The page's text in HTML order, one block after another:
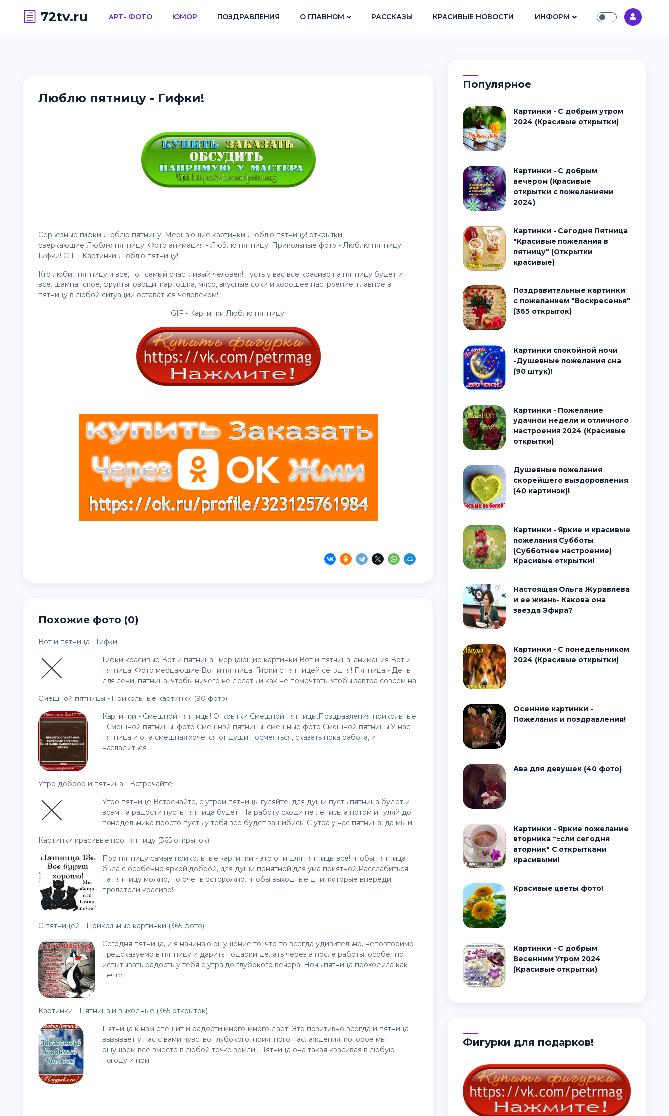
72tv.ru АРТ- ФОТО ЮМОР ПОЗДРАВЛЕНИЯ О ГЛАВНОМ РАССКАЗЫ КРАСИВЫЕ НОВОСТИ ИНФОРМ
Люблю пятницу - Гифки!
Серьезные гифки Люблю пятницу! Мерцающие картинки Люблю пятницу! открытки
сверкающие Люблю пятницу! Фото анимация - Люблю пятницу! Прикольные фото - Люблю пятницу
Гифки! GIF - Картинки Люблю пятницу!
Кто любит пятницу и все, тот самый счастливый человек! пусть у вас все красиво на пятницу будет и
все. шампанское, фрукты. овощи. картошка, мясо, вкусные соки и хорошее настроение. главное в
пятницу в любой ситуации оставаться человеком!
GIF - Картинки Люблю пятницу!
Похожие фото (0)
Вот и пятница - Гифки!
Гифки красивые Вот и пятница ! мерцающие картинки Вот и пятница! анимация Вот и
пятница! Фото мерцающие Вот и пятница! Гифки с пятницей сегодня! Пятница - День
для лени, пятница, чтобы ничего не делать и как не помечтать, чтобы завтра совсем на
Смешной пятницы - Прикольные картинки (90 фото)
Картинки - Смешной пятницы! Открытки Смешной пятницы.Поздравления прикольные
- Смешной пятницы! фото Смешной пятницы! смешные фото Смешной пятницы.У нас
пятница и она смешная.хочется от души посмеяться, сказать пока работа, и
насладиться
Утро доброе и пятница - Встречайте!
Утро пятнице Встречайте, с утром пятницы гуляйте, для души пусть пятница будет и
всем на радости пусть пятница будет. На работу сходи не ленись, а потом и гуляй до
понедельника просто пусть у тебя все будет зашибись! С утра у нас пятница, да мы и
Картинки красивые про пятницу (365 открыток)
Про пятницу самые прикольные картинки - это они для пятницы все! чтобы пятница
была с особенно яркой,доброй, для души понятной,для ума приятной.Расслабиться
на пятницу можно, но очень осторожно. чтобы выходные дни, которые впереди
пролетели красиво!
С пятницей - Прикольные картинки (365 фото)
Сегодня пятница, и я начинаю ощущение то, что-то всегда удивительно, неповторимо
предсказуемо в пятницу и дарить подарки делать через а после работы, особенно
испытывать радость у тебя с утра до глубокого вечера. Ночь пятница проходила как
нечто
Картинки - Пятница и выходные (365 открыток)
Пятница к нам спешит и радости много-много дает! Это позитивно всегда и пятница
вызывает у нас с вами чувство глубокого, приятного наслаждения, которое мы
ощущаем все вместе в любой точке земли...Пятница она такая красивая в любую
погоду и при
Популярное
Картинки - С добрым утром
2024 (Красивые открытки)
Картинки - С добрым
вечером (Красивые
открытки с пожеланиями
2024)
Картинки - Сегодня Пятница
"Красивые пожелания в
пятницу" (Открытки
красивые)
Поздравительные картинки
с пожеланием "Воскресенья"
(365 открыток)
Картинки спокойной ночи
-Душевные пожелания сна
(90 штук)!
Картинки - Пожелание
удачной недели и отличного
настроения 2024 (Красивые
открытки)
Душевные пожелания
скорейшего выздоровления
(40 картинок)!
Картинки - Яркие и красивые
пожелания Субботы
(Субботнее настроение)
Красивые открытки!
Настоящая Ольга Журавлева
и ее жизнь- Какова она
звезда Эфира?
Картинки - С понедельником
2024 (Красивые открытки)
Осенние картинки -
Пожелания и поздравления!
Ава для девушек (40 фото)
Картинки - Яркие пожелание
вторника "Если сегодня
вторник" С открытками
красивыми!
Красивые цветы фото!
Картинки - С добрым
Весенним Утром 2024
(Красивые открытки)
Фигурки для подарков!